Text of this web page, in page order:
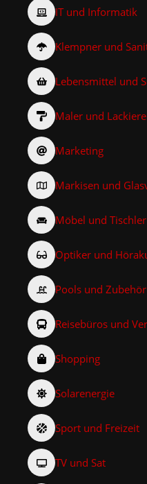
IT und Informatik
Klempner und
Lebensmittel und
Maler und
Marketing
Markisen und
Möbel und Tischler
Optiker und
Pools und Zubehör
Reisebüros und
Shopping
Solarenergie
Sport und Freizeit
TV und Sat